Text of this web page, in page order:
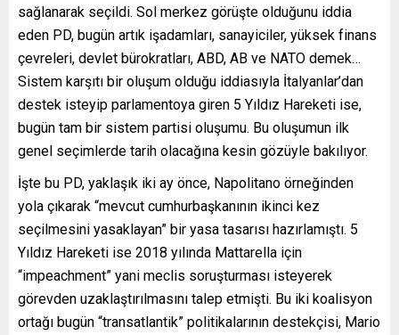
sağlanarak seçildi. Sol merkez görüşte olduğunu iddia
eden PD, bugün artık işadamları, sanayiciler, yüksek finans
çevreleri, devlet bürokratları, ABD, AB ve NATO demek…
Sistem karşıtı bir oluşum olduğu iddiasıyla İtalyanlar’dan
destek isteyip parlamentoya giren 5 Yıldız Hareketi ise,
bugün tam bir sistem partisi oluşumu. Bu oluşumun ilk
genel seçimlerde tarih olacağına kesin gözüyle bakılıyor.
İşte bu PD, yaklaşık iki ay önce, Napolitano örneğinden
yola çıkarak “mevcut cumhurbaşkanının ikinci kez
seçilmesini yasaklayan” bir yasa tasarısı hazırlamıştı. 5
Yıldız Hareketi ise 2018 yılında Mattarella için
“impeachment” yani meclis soruşturması isteyerek
görevden uzaklaştırılmasını talep etmişti. Bu iki koalisyon
ortağı bugün “transatlantik” politikalarının destekçisi, Mario